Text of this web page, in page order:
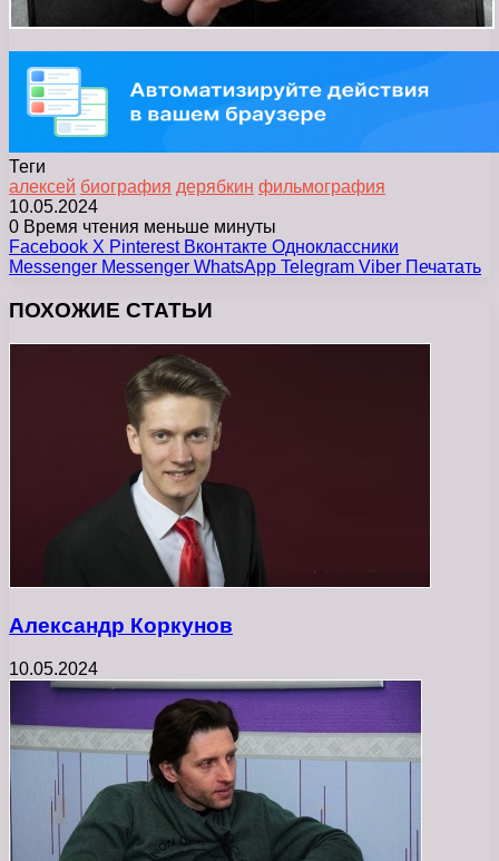
Теги
алексей биография дерябкин фильмография
10.05.2024
0 Время чтения меньше минуты
Facebook X Pinterest Вконтакте Одноклассники
Messenger Messenger WhatsApp Telegram Viber Печатать
ПОХОЖИЕ СТАТЬИ
Александр Коркунов
10.05.2024